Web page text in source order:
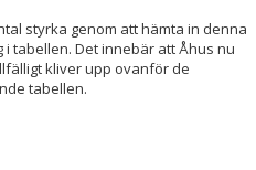
styrka genom att hämta in denna
tabellen. Det innebär att Åhus nu
kliver upp ovanför de
tabellen.